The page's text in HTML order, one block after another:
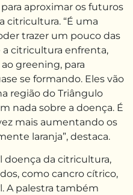
aproximar os futuros
citricultura. “É uma
trazer um pouco das
a citricultura enfrenta,
greening, para
se formando. Eles vão
região do Triângulo
nada sobre a doença. É
mais aumentando os
laranja”, destaca.
doença da citricultura,
como cancro cítrico,
A palestra também